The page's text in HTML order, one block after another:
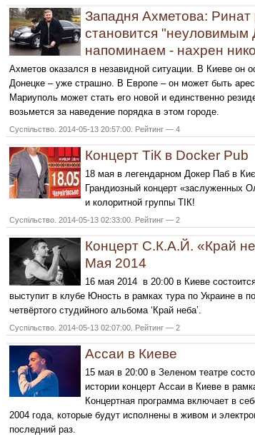
Западня Ахметова: Ринат
становится "неуловимым
напоминаем - нахрен
Ахметов оказался в незавидной ситуации. В Киеве он
Донецке – уже страшно. В Европе – он может быть
Мариуполь может стать его новой и единственно
возьмется за наведение порядка в этом городе.
Суспільство. 2014-05-13 20:57:00. Рейтинг — 4
Концерт ТіК в Docker Pub
18 мая в легендарном Докер Паб в
Грандиозный концерт «заслуженных
и колоритной группы ТІК!
Суспільство. 2014-05-13 02:33:00. Рейтинг — 2
Концерт С.К.А.Й. «Край
Мая 2014
16 мая 2014 в 20:00 в Киеве
выступит в клубе Юность в рамках тура по Украине в
четвёртого студийного альбома ‘Край неба’.
Суспільство. 2014-05-13 02:07:00. Рейтинг — 2
Ассаи в Киеве
15 мая в 20:00 в Зеленом театре
истории концерт Ассаи в Киеве в
Концертная программа включает в
2004 года, которые будут исполнены в живом и
последний раз.